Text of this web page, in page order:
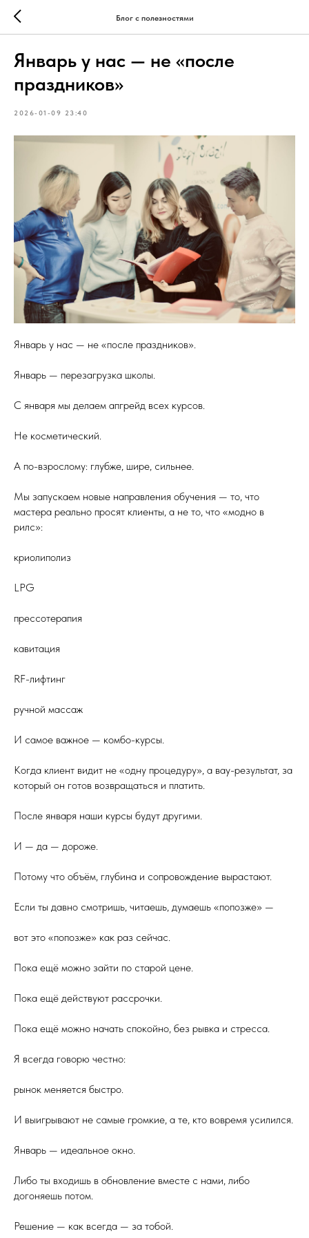
Блог с полезностями
Январь у нас — не «после
праздников»
2026-01-09 23:40
Январь у нас — не «после праздников».
Январь — перезагрузка школы.
С января мы делаем апгрейд всех курсов.
Не косметический.
А по-взрослому: глубже, шире, сильнее.
Мы запускаем новые направления обучения — то, что
мастера реально просят клиенты, а не то, что «модно в
рилс»:
криолиполиз
LPG
прессотерапия
кавитация
RF-лифтинг
ручной массаж
И самое важное — комбо-курсы.
Когда клиент видит не «одну процедуру», а вау-результат, за
который он готов возвращаться и платить.
После января наши курсы будут другими.
И — да — дороже.
Потому что объём, глубина и сопровождение вырастают.
Если ты давно смотришь, читаешь, думаешь «попозже» —
вот это «попозже» как раз сейчас.
Пока ещё можно зайти по старой цене.
Пока ещё действуют рассрочки.
Пока ещё можно начать спокойно, без рывка и стресса.
Я всегда говорю честно:
рынок меняется быстро.
И выигрывают не самые громкие, а те, кто вовремя усилился.
Январь — идеальное окно.
Либо ты входишь в обновление вместе с нами, либо
догоняешь потом.
Решение — как всегда — за тобой.